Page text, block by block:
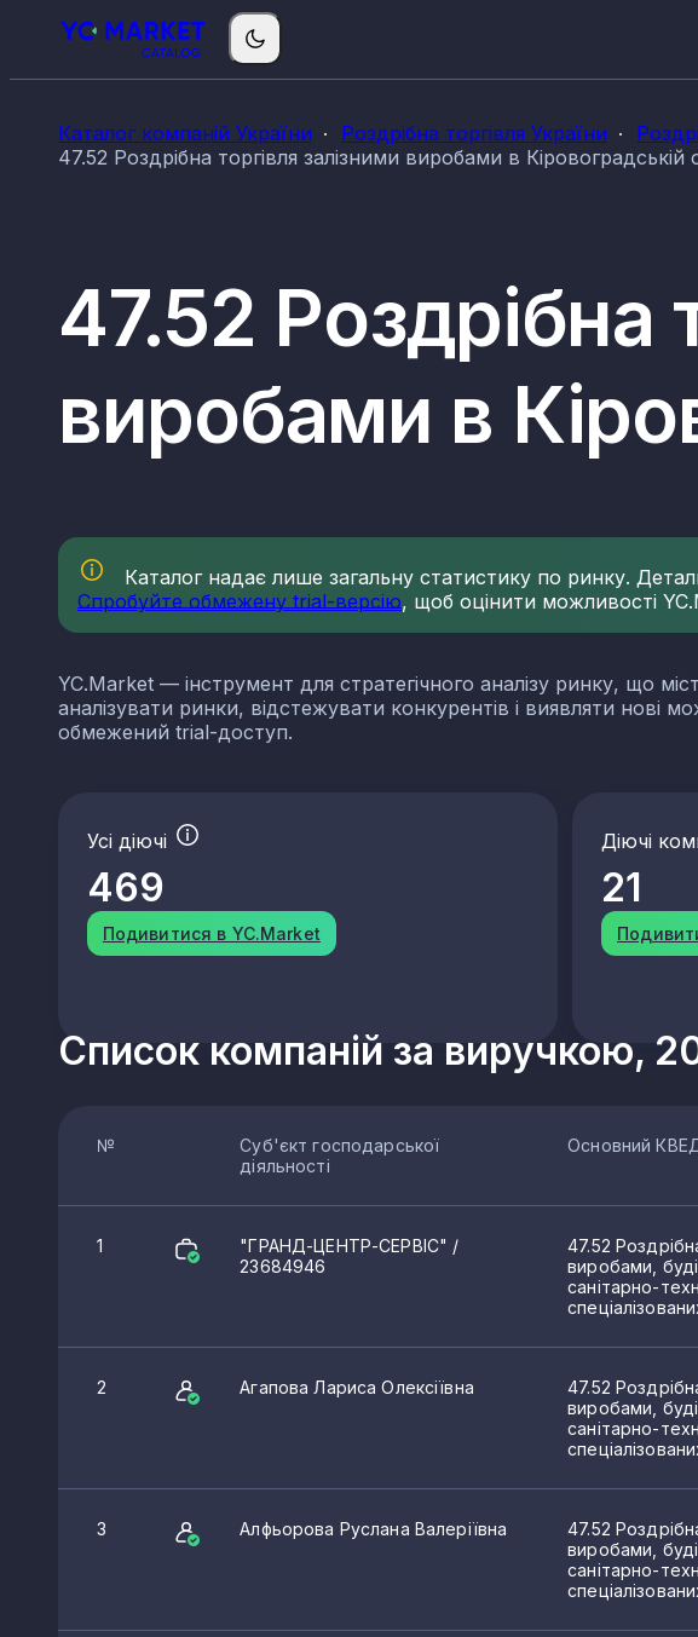
Каталог компаній України Роздрібна торгівля України
47.52 Роздрібна торгівля залізними виробами в Кіровоградській
47.52 Роздрібна
виробами в
Каталог надає лише загальну статистику по ринку.
Спробуйте обмежену trial-версію, щоб оцінити можливості
YC.Market — інструмент для стратегічного аналізу ринку, що
аналізувати ринки, відстежувати конкурентів і виявляти нові
обмежений trial-доступ.
Усі діючі
469
Подивитися в YC.Market
Діючі
21
Список компаній за виручкою,
№
Суб'єкт господарської
діяльності
Основний
1 "ГРАНД-ЦЕНТР-СЕРВІС" /
23684946
47.52
виробами,
санітарно-
2 Агапова Лариса Олексіївна
47.52
виробами,
санітарно-
3 Алфьорова Руслана Валеріївна
47.52
виробами,
санітарно-